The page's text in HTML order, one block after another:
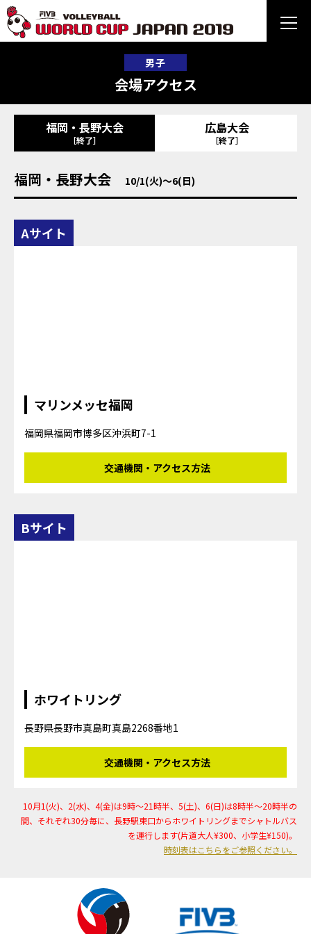
男子
会場アクセス
福岡・長野大会
［終了］
広島大会
［終了］
福岡・長野大会 10/1(火)～6(日)
Aサイト
マリンメッセ福岡
福岡県福岡市博多区沖浜町7-1
交通機関・アクセス方法
Bサイト
ホワイトリング
長野県長野市真島町真島2268番地1
交通機関・アクセス方法
10月1(火)、2(水)、4(金)は9時～21時半、5(土)、6(日)は8時半～20時半の
間、それぞれ30分毎に、長野駅東口からホワイトリングまでシャトルバス
を運行します(片道大人¥300、小学生¥150)。
時刻表はこちらをご参照ください。